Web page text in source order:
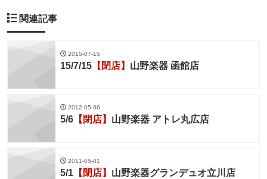
関連記事
2015-07-15
15/7/15 【閉店】 山野楽器 函館店
2012-05-06
5/6 【閉店】 山野楽器 アトレ丸広店
2011-05-01
5/1 【閉店】 山野楽器グランデュオ立川店